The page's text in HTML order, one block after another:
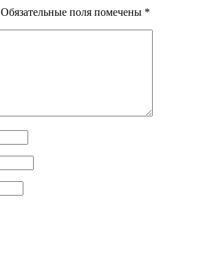
Обязательные поля помечены *